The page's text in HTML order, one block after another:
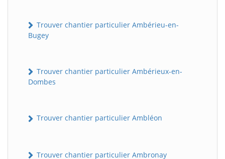
Trouver chantier particulier Ambérieu-en-
Bugey
Trouver chantier particulier Ambérieux-en-
Dombes
Trouver chantier particulier Ambléon
Trouver chantier particulier Ambronay